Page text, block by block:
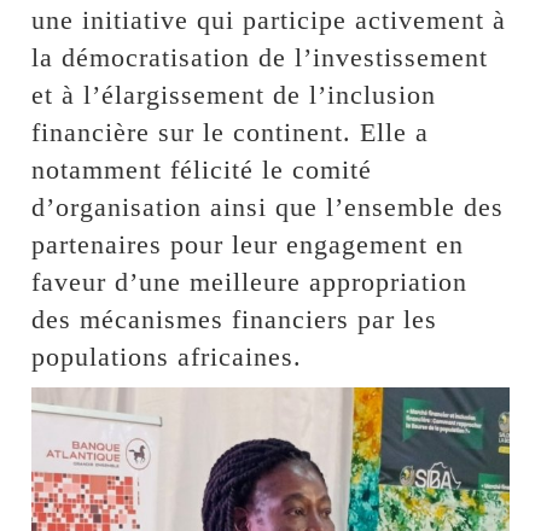
une initiative qui participe activement à
la démocratisation de l’investissement
et à l’élargissement de l’inclusion
financière sur le continent. Elle a
notamment félicité le comité
d’organisation ainsi que l’ensemble des
partenaires pour leur engagement en
faveur d’une meilleure appropriation
des mécanismes financiers par les
populations africaines.